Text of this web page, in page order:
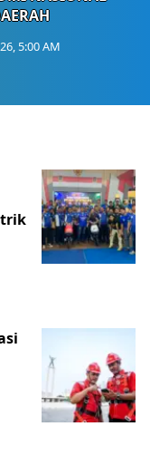
5:00 AM